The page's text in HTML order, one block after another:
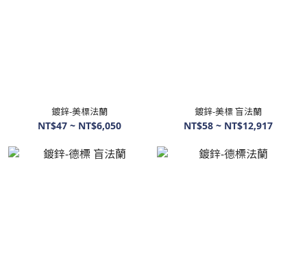
鍍鋅-美標法蘭
NT$47 ~ NT$6,050
鍍鋅-美標 盲法蘭
NT$58 ~ NT$12,917